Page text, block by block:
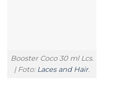
Booster Coco 30 ml Lcs.
| Foto: Laces and Hair.